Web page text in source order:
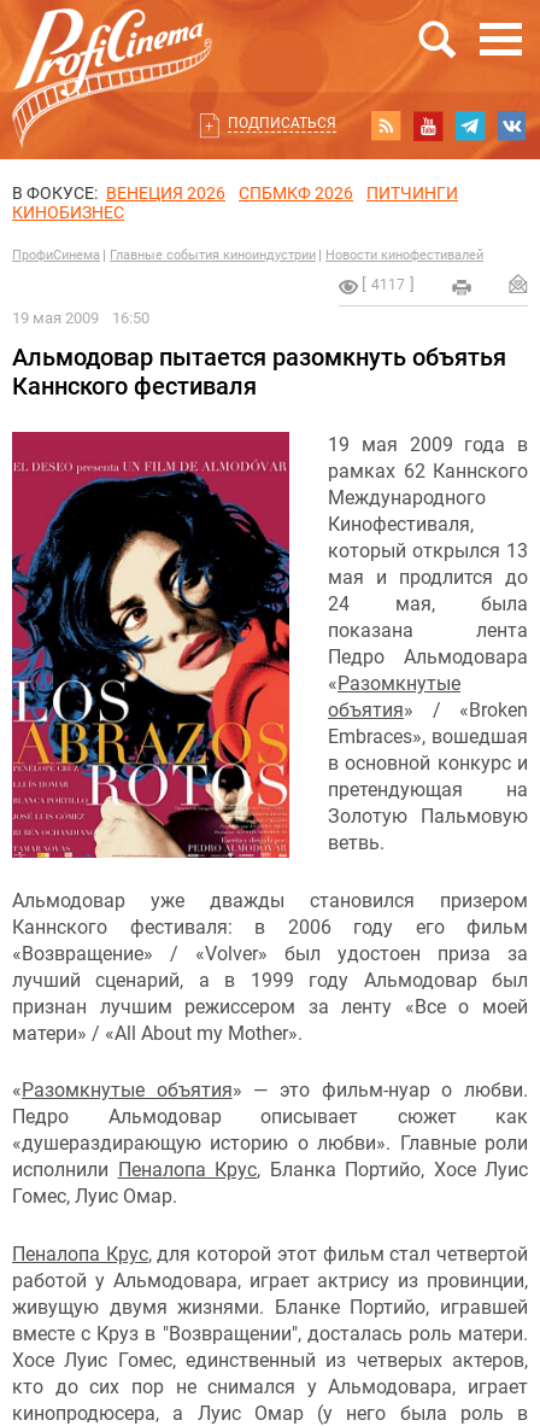
ПОДПИСАТЬСЯ
В ФОКУСЕ: ВЕНЕЦИЯ 2026 СПБМКФ 2026
ПИТЧИНГИ
КИНОБИЗНЕС
ПрофиСинема Главные события киноиндустрии Новости кинофестивалей
4117
19 мая 2009 16:50
Альмодовар пытается разомкнуть объятья
Каннского фестиваля
19 мая 2009 года в
рамках 62 Каннского
Международного
Кинофестиваля,
который открылся 13
мая и продлится до
24 мая, была
показана лента
Педро Альмодовара
«Разомкнутые
объятия» / «Broken
Embraces», вошедшая
в основной конкурс и
претендующая на
Золотую Пальмовую
ветвь.
Альмодовар уже дважды становился призером
Каннского фестиваля: в 2006 году его фильм
«Возвращение» / «Volver» был удостоен приза за
лучший сценарий, а в 1999 году Альмодовар был
признан лучшим режиссером за ленту «Все о моей
матери» / «All About my Mother».
«Разомкнутые объятия» — это фильм-нуар о любви.
Педро Альмодовар описывает сюжет как
«душераздирающую историю о любви». Главные роли
исполнили
Пеналопа Крус, Бланка Портийо, Хосе Луис
Гомес, Луис Омар.
Пеналопа Крус, для которой этот фильм стал четвертой
работой у Альмодовара, играет актрису из провинции,
живущую двумя жизнями. Бланке Портийо, игравшей
вместе с Круз в "Возвращении", досталась роль матери.
Хосе Луис Гомес, единственный из четверых актеров,
кто до сих пор не снимался у Альмодовара, играет
кинопродюсера, а Луис Омар (у него была роль в